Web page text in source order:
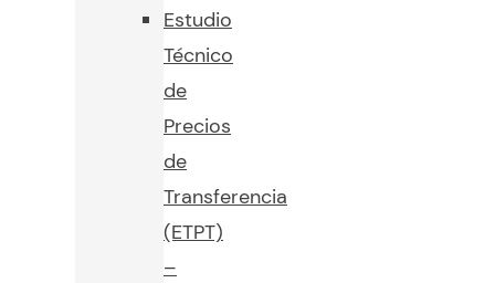
Estudio
Técnico
de
Precios
de
Transferencia
(ETPT)
–